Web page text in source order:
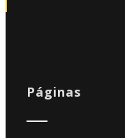
Páginas
mejorar la
y estructura